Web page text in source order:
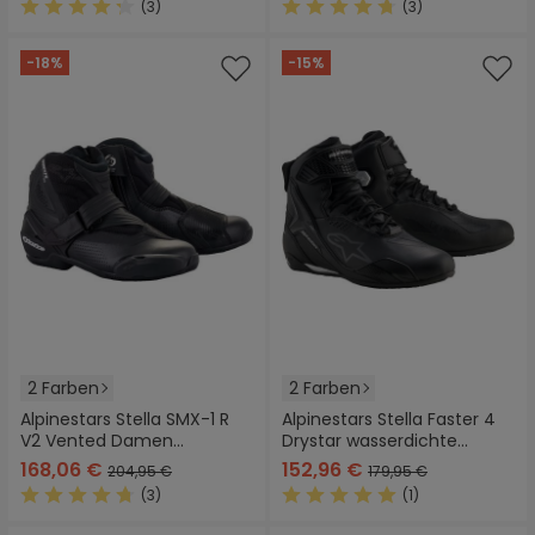
(3) (3)
-18%
2 Farben
Alpinestars Stella SMX-1 R
V2 Vented Damen
Motorradschuhe
168,06 € 204,95 €
(3)
-15%
2 Farben
Alpinestars Stella Faster 4
Drystar wasserdichte
Damen Motorrad Schuhe
152,96 € 179,95 €
(1)